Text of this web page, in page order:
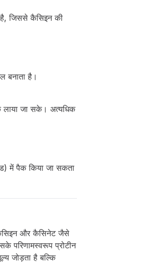
है, जिससे कैसिइन की
बनाता है।
लाया जा सके। अत्यधिक
में पैक किया जा सकता
कैसिइन और कैसिनेट जैसे
परिणामस्वरूप प्रोटीन
जोड़ता है बल्कि